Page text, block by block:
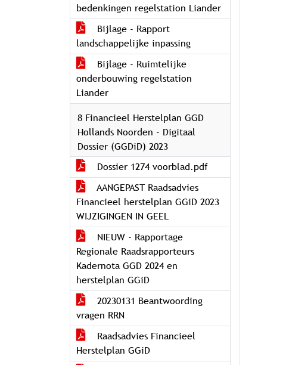
bedenkingen regelstation Liander
Bijlage - Rapport
landschappelijke inpassing
Bijlage - Ruimtelijke
onderbouwing regelstation
Liander
8 Financieel Herstelplan GGD
Hollands Noorden - Digitaal
Dossier (GGDiD) 2023
Dossier 1274 voorblad.pdf
AANGEPAST Raadsadvies
Financieel herstelplan GGiD 2023
WIJZIGINGEN IN GEEL
NIEUW - Rapportage
Regionale Raadsrapporteurs
Kadernota GGD 2024 en
herstelplan GGiD
20230131 Beantwoording
vragen RRN
Raadsadvies Financieel
Herstelplan GGiD